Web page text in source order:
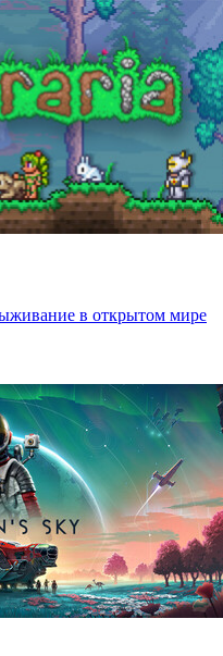
в открытом мире